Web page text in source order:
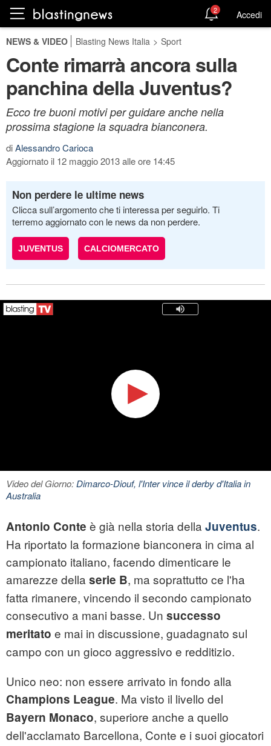
2 Accedi
NEWS & VIDEO Blasting News Italia > Sport
Conte rimarrà ancora sulla
panchina della Juventus?
Ecco tre buoni motivi per guidare anche nella
prossima stagione la squadra bianconera.
diAlessandro Carioca
Aggiornato il 12 maggio 2013 alle ore 14:45
Non perdere le ultime news
Clicca sull’argomento che ti interessa per seguirlo. Ti
terremo aggiornato con le news da non perdere.
JUVENTUS CALCIOMERCATO
Video del Giorno: Dimarco-Diouf, l'Inter vince il derby d'Italia in
Australia
Antonio Conte è già nella storia della Juventus.
Ha riportato la formazione bianconera in cima al
campionato italiano, facendo dimenticare le
amarezze della serie B, ma soprattutto ce l'ha
fatta rimanere, vincendo il secondo campionato
consecutivo a mani basse. Un successo
meritato e mai in discussione, guadagnato sul
campo con un gioco aggressivo e redditizio.
Unico neo: non essere arrivato in fondo alla
Champions League. Ma visto il livello del
Bayern Monaco, superiore anche a quello
dell'acclamato Barcellona, Conte e i suoi giocatori